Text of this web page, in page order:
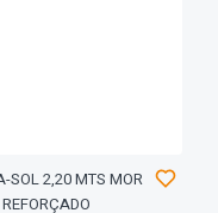
SOL 2,20 MTS MOR